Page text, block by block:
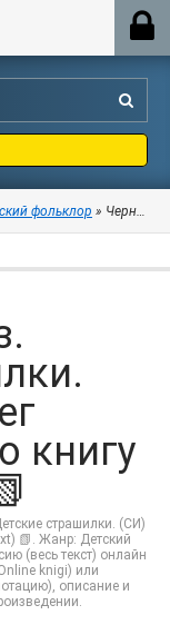
фольклор » Черный
книгу
страшилки. (СИ)
📗. Жанр: Детский
(весь текст) онлайн
knigi) или
описание и